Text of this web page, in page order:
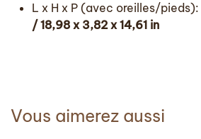
L x H x P (avec oreilles/pieds):
/ 18,98 x 3,82 x 14,61 in
Vous aimerez aussi